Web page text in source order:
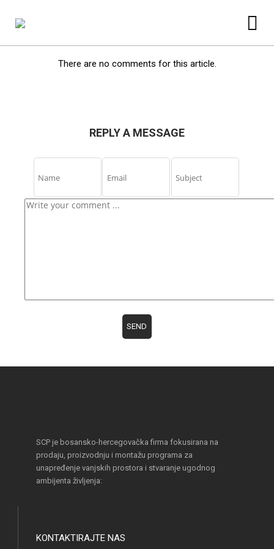
There are no comments for this article.
REPLY A MESSAGE
SCP je bosansko-hercegovačka firma fokusirana na
prodaju, proizvodnju i montažu programa za
unapređenje vanjskih prostora i stvaranje ugodnog
ambijenta življenja:
KONTAKTIRAJTE NAS